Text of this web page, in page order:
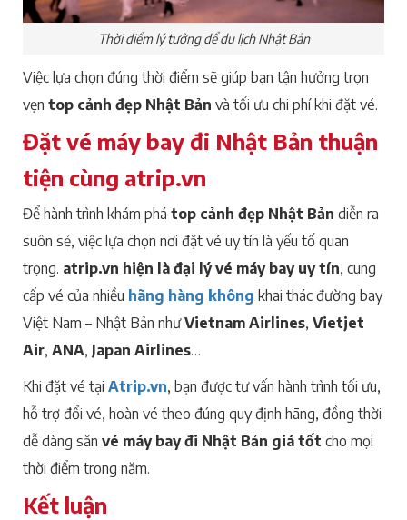
Thời điểm lý tưởng để du lịch Nhật Bản
Việc lựa chọn đúng thời điểm sẽ giúp bạn tận hưởng trọn
vẹn top cảnh đẹp Nhật Bản và tối ưu chi phí khi đặt vé.
Đặt vé máy bay đi Nhật Bản thuận
tiện cùng atrip.vn
Để hành trình khám phá top cảnh đẹp Nhật Bản diễn ra
suôn sẻ, việc lựa chọn nơi đặt vé uy tín là yếu tố quan
trọng. atrip.vn hiện là đại lý vé máy bay uy tín, cung
cấp vé của nhiều hãng hàng không khai thác đường bay
Việt Nam – Nhật Bản nhưVietnam Airlines, Vietjet
Air, ANA, Japan Airlines…
Khi đặt vé tại Atrip.vn, bạn được tư vấn hành trình tối ưu,
hỗ trợ đổi vé, hoàn vé theo đúng quy định hãng, đồng thời
dễ dàng săn vé máy bay đi Nhật Bản giá tốt cho mọi
thời điểm trong năm.
Kết luận